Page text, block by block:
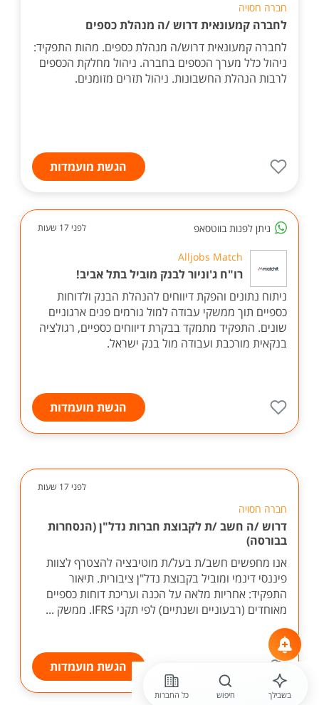
חברה חסויה
לחברה קמעונאית דרוש /ה מנהלת כספים
לחברה קמעונאית דרוש/ה מנהלת כספים. מהות התפקיד:
ניהול כלל מערך הכספים בחברה. ניהול מחלקת הכספים
לרבות הנהלת החשבונות. ניהול תזרים מזומנים.
הגשת מועמדות
ניתן לפנות בווטסאפ לפני 17 שעות
Alljobs Match
רו"ח ג'וניור לבנק מוביל בתל אביב!
ניתוח נתונים והפקת דיווחים להנהלת הבנק ולדוחות
כספיים תוך ממשקי עבודה למול גורמים פנים ארגוניים
שונים. התפקיד מתמקד בבקרת דיווחים כספיים, רגולציה
בנקאית מורכבת ועבודה מול בנק ישראל.
הגשת מועמדות
לפני 17 שעות
חברה חסויה
דרוש /ה חשב /ת לקבוצת חברות נדל"ן (הנסחרות
בבורסה)
אנו מחפשים חשב/ת בעל/ת מוטיבציה להצטרף לצוות
פיננסי דינמי ומוביל בקבוצת נדל"ן ציבורית. תיאור
התפקיד: אחריות מלאה על הכנה ועריכת דוחות כספיים
מאוחדים (רבעוניים ושנתיים) לפי תקני IFRS. ממשק ...
הגשת מועמדות
בשבילך חיפוש כל החברות